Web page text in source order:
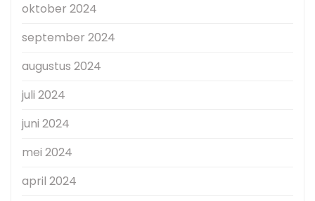
oktober 2024
september 2024
augustus 2024
juli 2024
juni 2024
mei 2024
april 2024